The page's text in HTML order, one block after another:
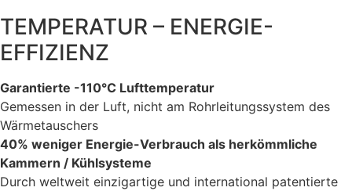
TEMPERATUR – ENERGIE-
EFFIZIENZ
Garantierte -110°C Lufttemperatur
Gemessen in der Luft, nicht am Rohrleitungssystem des
Wärmetauschers
40% weniger Energie-Verbrauch als herkömmliche
Kammern / Kühlsysteme
Durch weltweit einzigartige und international patentierte